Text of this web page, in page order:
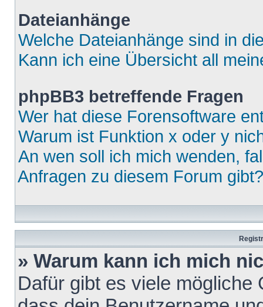
Dateianhänge
Welche Dateianhänge sind in
Kann ich eine Übersicht all
phpBB3 betreffende Fragen
Wer hat diese Forensoftware
Warum ist Funktion x oder y
An wen soll ich mich wenden,
Anfragen zu diesem Forum gibt?
» Warum kann ich mich
Dafür gibt es viele